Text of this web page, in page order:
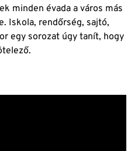
minden évada a város más
Iskola, rendőrség, sajtó,
egy sorozat úgy tanít, hogy